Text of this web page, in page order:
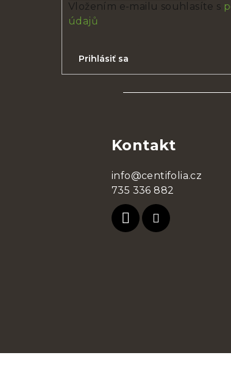
Vložením e-mailu souhlasíte s
údajů
Prihlásiť sa
Kontakt
info@centifolia.cz
735 336 882